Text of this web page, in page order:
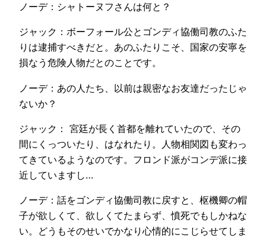
ノーデ：シャトーヌフさんは何と？
ジャック：ボーフォール公とゴンディ協働司教のふた
りは逮捕すべきだと。あのふたりこそ、国家の安寧を
損なう危険人物だとのことです。
ノーデ：あの人たち、以前は親密なお友達だったじゃ
ないか？
ジャック： 宮廷が長く首都を離れていたので、その
間にくっついたり、はなれたり。人物相関図も変わっ
てきているようなのです。フロンド派がコンデ派に接
近していますし…
ノーデ：話をゴンディ協働司教に戻すと、枢機卿の帽
子が欲しくて、欲しくてたまらず、憤死でもしかねな
い。どうもそのせいでかなり心情的にこじらせてしま